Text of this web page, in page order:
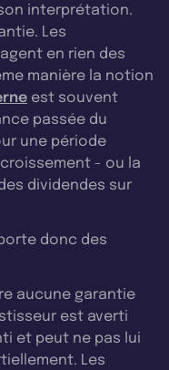
interprétation.
Les
en rien des
manière la notion
est souvent
passée du
une période
- ou la
dividendes sur
donc des
aucune garantie
est averti
et peut ne pas lui
Les